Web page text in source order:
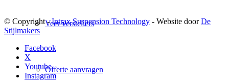
Veer verstellers
Offerte aanvragen
© Copyright -Intrax Suspension Technology - Website doorDe
Stijlmakers
Facebook
X
Youtube
Instagram